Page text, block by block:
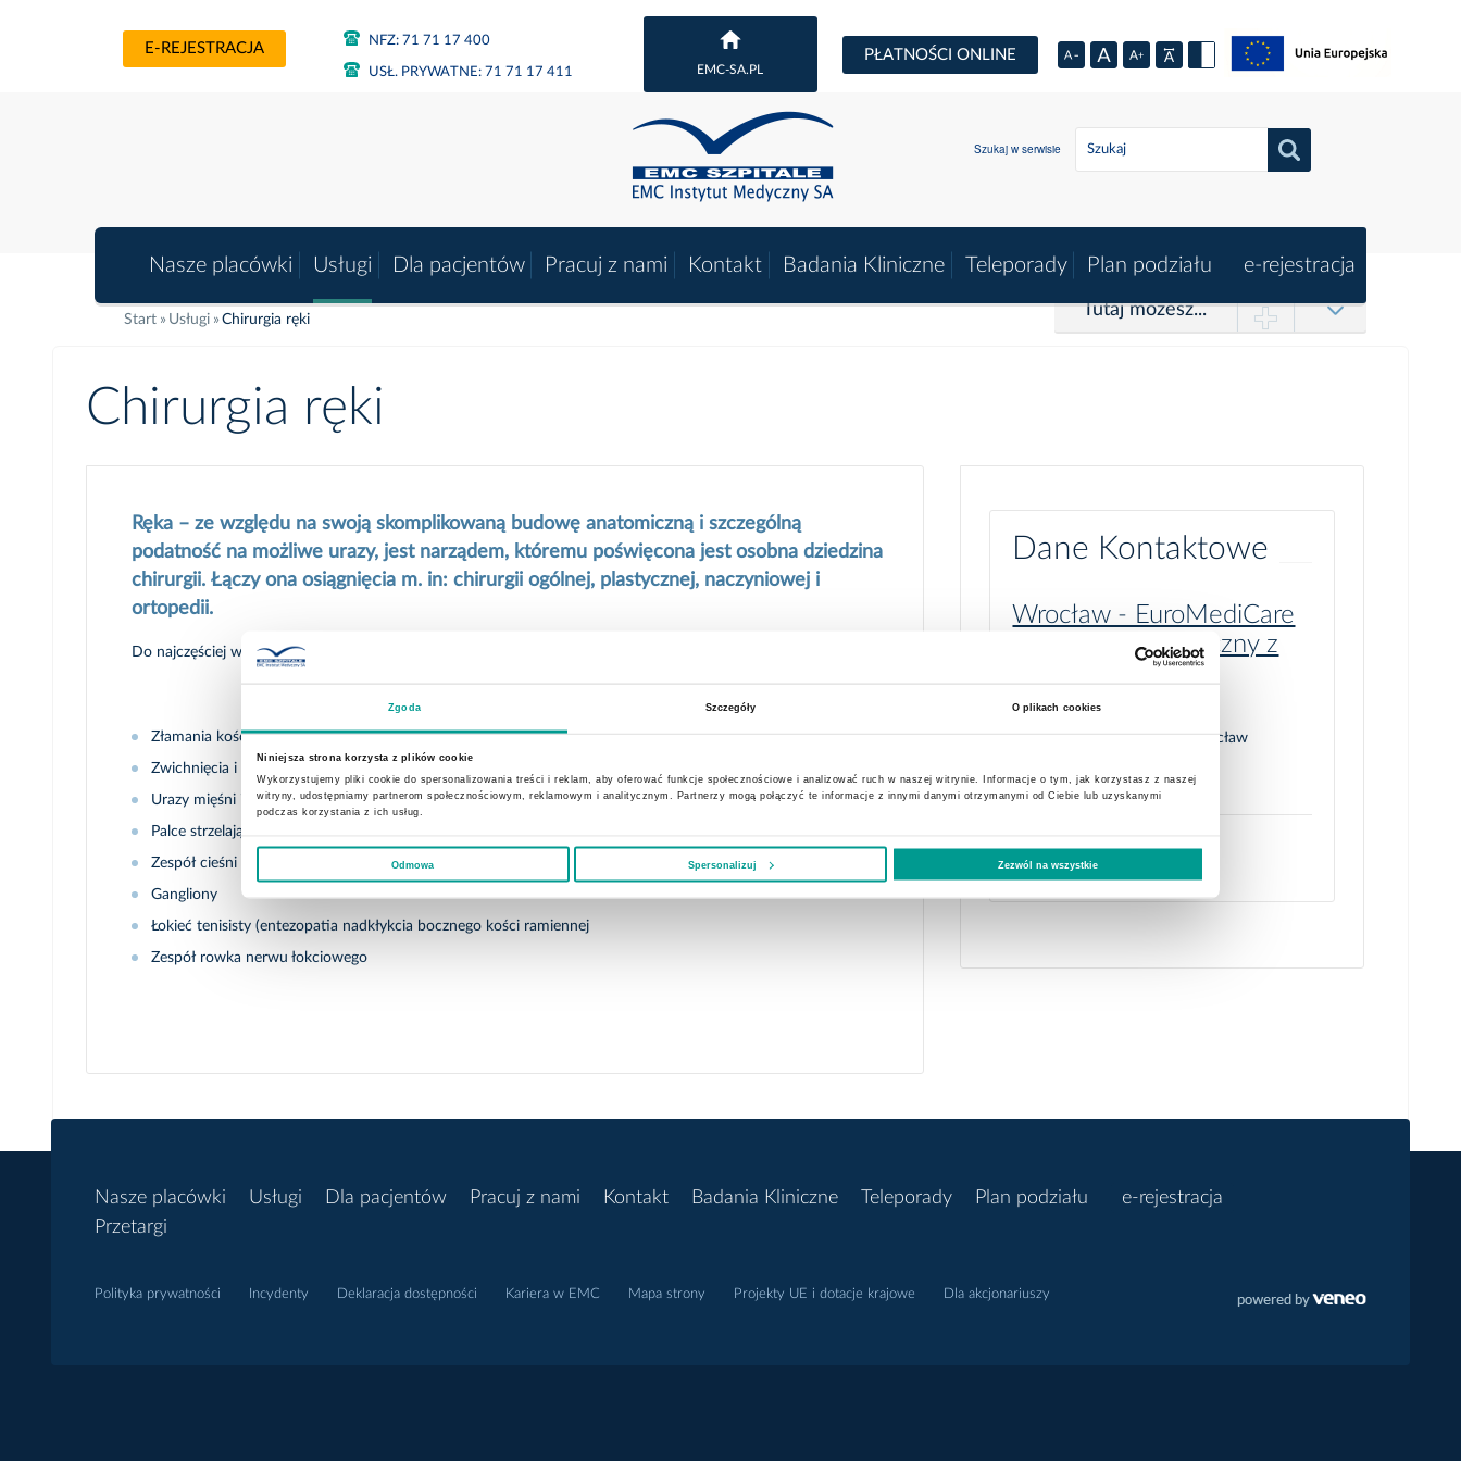
Zgoda Szczegóły O plikach cookies
Niniejsza strona korzysta z plików cookie
Wykorzystujemy pliki cookie do spersonalizowania treści i reklam, aby oferować funkcje społecznościowe i analizować ruch w naszej witrynie. Informacje o tym, jak korzystasz z naszej
witryny, udostępniamy partnerom społecznościowym, reklamowym i analitycznym. Partnerzy mogą połączyć te informacje z innymi danymi otrzymanymi od Ciebie lub uzyskanymi
podczas korzystania z ich usług.
Odmowa Spersonalizuj Zezwól na wszystkie
E-REJESTRACJA NFZ: 71 71 17 400
USŁ. PRYWATNE: 71 71 17 411 EMC-SA.PL
PŁATNOŚCI ONLINE
Szukaj w serwisie
Nasze placówki Usługi Dla pacjentów Pracuj z nami Kontakt Badania Kliniczne Teleporady Plan podziału e-rejestracja
Start Usługi Chirurgia ręki Tutaj możesz...
Chirurgia ręki
Ręka – ze względu na swoją skomplikowaną budowę anatomiczną i szczególną
podatność na możliwe urazy, jest narządem, któremu poświęcona jest osobna dziedzina
chirurgii. Łączy ona osiągnięcia m. in: chirurgii ogólnej, plastycznej, naczyniowej i
ortopedii.
Do najczęściej występujących urazów ręki można zaliczyć:
Złamania kości śródręcza i paliczków palców
Zwichnięcia i urazy więzadłowe stawów międzypaliczkowych, śródręczno-palcowych, tzw. kciuk narciarza
Urazy mięśni i ścięgien w obrębie kończyn górnych
Palce strzelające
Zespół cieśni nadgarstka
Gangliony
Łokieć tenisisty (entezopatia nadkłykcia bocznego kości ramiennej
Zespół rowka nerwu łokciowego
Dane Kontaktowe
Wrocław - EuroMediCare
Szpital Specjalistyczny z
ul. Pilczycka 144 , 54-144 Wrocław
e-mail:wroclaw@emc-sa.pl
STRONA PLACÓWKI
Nasze placówki Usługi Dla pacjentów Pracuj z nami Kontakt Badania Kliniczne Teleporady Plan podziału
e-rejestracja
Przetargi
Polityka prywatności Incydenty Deklaracja dostępności Kariera w EMC Mapa strony Projekty UE i dotacje krajowe Dla akcjonariuszy